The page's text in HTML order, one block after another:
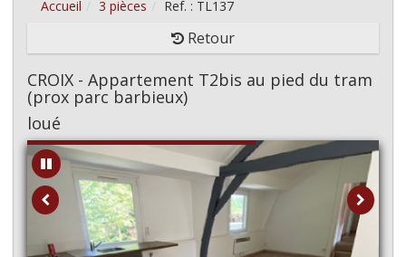
Accueil 3 pièces Ref. : TL137
Retour
CROIX - Appartement T2bis au pied du tram
(prox parc barbieux)
loué